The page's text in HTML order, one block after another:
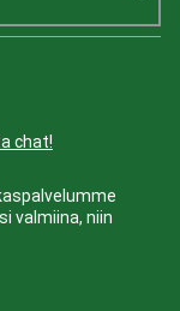
chat!
valmiina, niin